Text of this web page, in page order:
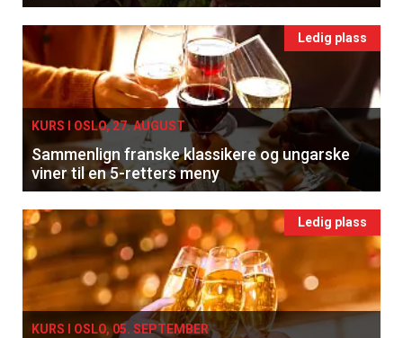
Ledig plass
KURS I OSLO, 27. AUGUST
Sammenlign franske klassikere og ungarske
viner til en 5-retters meny
Ledig plass
KURS I OSLO, 05. SEPTEMBER